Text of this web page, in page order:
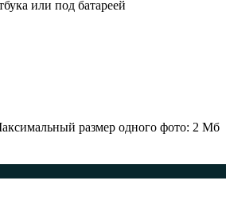
или под батареей
размер одного фото: 2 Мб